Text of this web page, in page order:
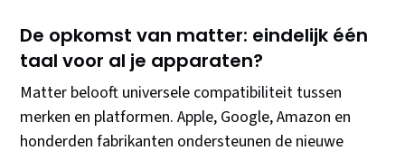
De opkomst van matter: eindelijk één
taal voor al je apparaten?
Matter belooft universele compatibiliteit tussen
merken en platformen. Apple, Google, Amazon en
honderden fabrikanten ondersteunen de nieuwe